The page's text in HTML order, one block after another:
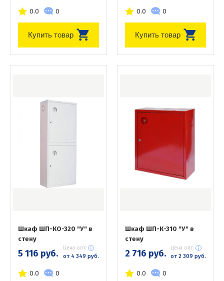
0.0 0
Купить товар
0.0 0
Купить товар
Шкаф ШП-КО-320 "У" в
стену
5 116 руб. Цена опт:
от 4 349 руб.
0.0 0
Шкаф ШП-К-310 "У" в
стену
2 716 руб. Цена опт:
от 2 309 руб.
0.0 0